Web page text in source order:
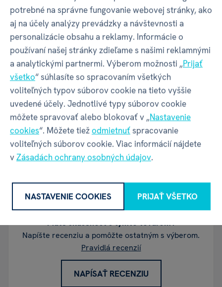
Název Eureka BVBA
Adresa
Maanstraat 7B | Mechelen | 2800 |
Belgicko
Kontakt info@eureka-puzzle.eu
+32 (0)15 43 08 43
Recenzia
Máte skúsenosť s týmto tovarom?
Napíšte recenziu a pomôžte ostatným s výberom.
Pravidlá recenzií
NAPÍSAŤ RECENZIU
potrebné na správne fungovanie webovej stránky, ako
aj na účely analýzy prevádzky a návštevnosti a
personalizácie obsahu a reklamy. Informácie o
používaní našej stránky zdieľame s našimi reklamnými
a analytickými partnermi. Výberom možnosti „Prijať
všetko“ súhlasíte so spracovaním všetkých
voliteľných typov súborov cookie na tieto vyššie
uvedené účely. Jednotlivé typy súborov cookie
môžete spravovať alebo blokovať v „Nastavenie
cookies“. Môžete tiežodmietnuťspracovanie
voliteľných súborov cookie. Viac informácií nájdete
vZásadách ochrany osobných údajov.
NASTAVENIE COOKIES PRIJAŤ VŠETKO